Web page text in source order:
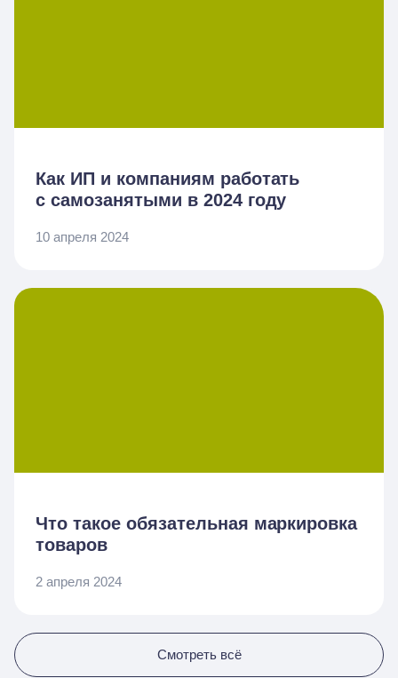
Как ИП и компаниям работать
с самозанятыми в 2024 году
10 апреля 2024
Что такое обязательная маркировка
товаров
2 апреля 2024
Смотреть всё